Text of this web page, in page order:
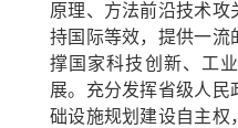
原理、方法前沿技术攻
持国际等效，提供一流
撑国家科技创新、工
展。充分发挥省级人民
础设施规划建设自主权